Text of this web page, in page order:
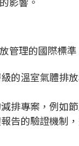
管理的國際標
級的溫室氣體排
排專案，例如
報告的驗證機制